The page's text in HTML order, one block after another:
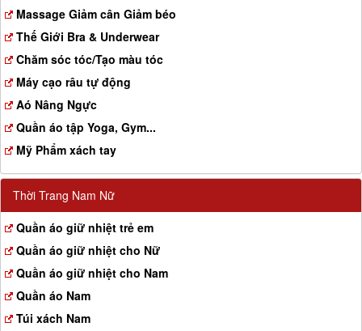
Massage Giảm cân Giảm béo
Thế Giới Bra & Underwear
Chăm sóc tóc/Tạo màu tóc
Máy cạo râu tự động
Aó Nâng Ngực
Quần áo tập Yoga, Gym...
Mỹ Phẩm xách tay
Thời Trang Nam Nữ
Quần áo giữ nhiệt trẻ em
Quần áo giữ nhiệt cho Nữ
Quần áo giữ nhiệt cho Nam
Quần áo Nam
Túi xách Nam